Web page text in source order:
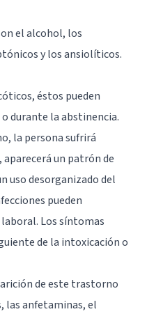
el alcohol, los
y los ansiolíticos.
, éstos pueden
durante la abstinencia.
la persona sufrirá
un patrón de
uso desorganizado del
pueden
Los síntomas
de la intoxicación o
de este trastorno
las anfetaminas, el